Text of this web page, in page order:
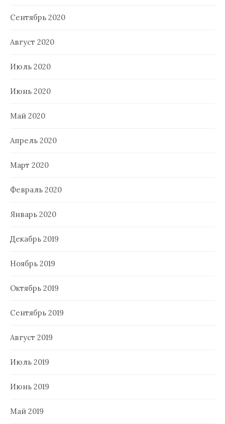
Сентябрь 2020
Август 2020
Июль 2020
Июнь 2020
Май 2020
Апрель 2020
Март 2020
Февраль 2020
Январь 2020
Декабрь 2019
Ноябрь 2019
Октябрь 2019
Сентябрь 2019
Август 2019
Июль 2019
Июнь 2019
Май 2019